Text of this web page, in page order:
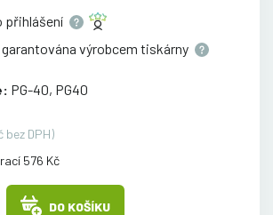
přihlášení
výrobcem tiskárny
PG-40, PG40
bez DPH)
576 Kč
DO KOŠÍKU